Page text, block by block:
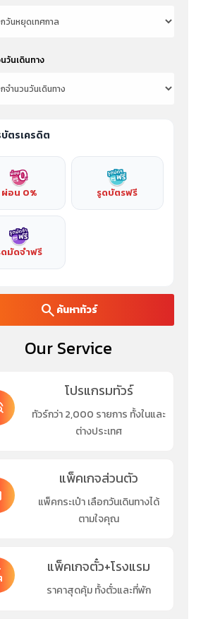
วันเดินทาง
บัตรเครดิต
ผ่อน 0% รูดบัตรฟรี
ดมัดจำฟรี
search ค้นหาทัวร์
Our Service
โปรแกรมทัวร์
ทัวร์กว่า 2,000 รายการ ทั้งในและ
ต่างประเทศ
แพ็คเกจส่วนตัว
แพ็คกระเป๋า เลือกวันเดินทางได้
ตามใจคุณ
แพ็คเกจตั๋ว+โรงแรม
ราคาสุดคุ้ม ทั้งตั๋วและที่พัก